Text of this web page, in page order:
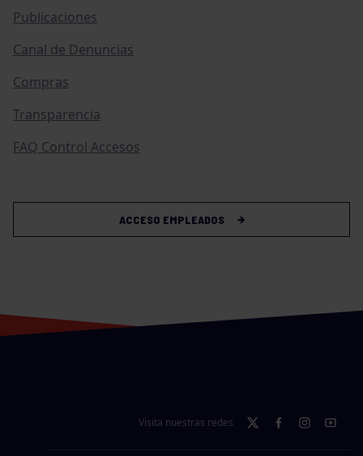
Publicaciones
Canal de Denuncias
Compras
Transparencia
FAQ Control Accesos
ACCESO EMPLEADOS
Visita nuestras redes